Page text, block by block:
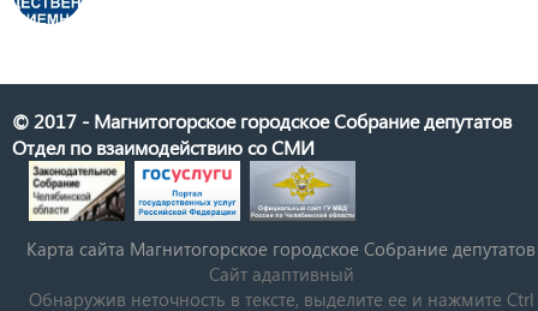
© 2017 - Магнитогорское городское Собрание депутатов
Отдел по взаимодействию со СМИ
Карта сайта Магнитогорское городское Cобрание депутатов
Сайт адаптивный
Обнаружив неточность в тексте, выделите ее и нажмите Ctrl